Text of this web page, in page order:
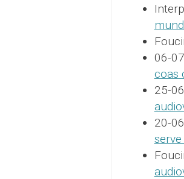
06-
coas
25-
20-